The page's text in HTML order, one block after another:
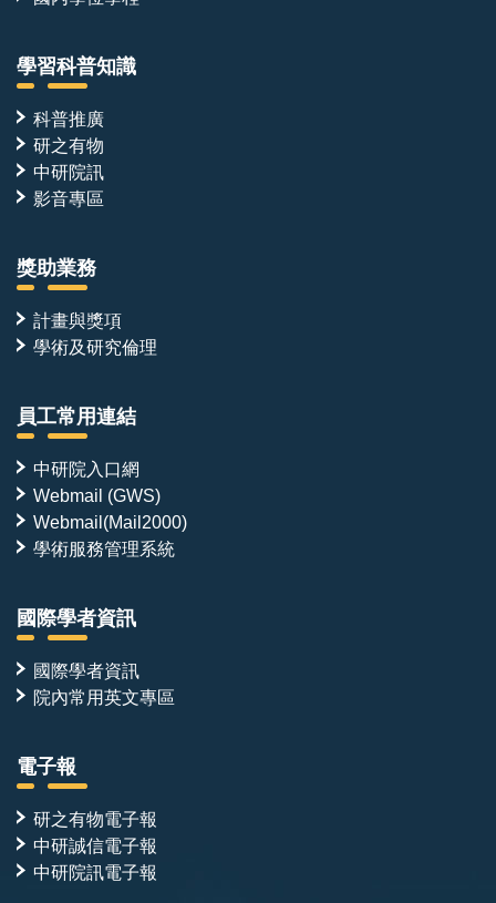
學習科普知識
科普推廣
研之有物
中研院訊
影音專區
獎助業務
計畫與獎項
學術及研究倫理
員工常用連結
中研院入口網
Webmail (GWS)
Webmail(Mail2000)
學術服務管理系統
國際學者資訊
國際學者資訊
院內常用英文專區
電子報
研之有物電子報
中研誠信電子報
中研院訊電子報